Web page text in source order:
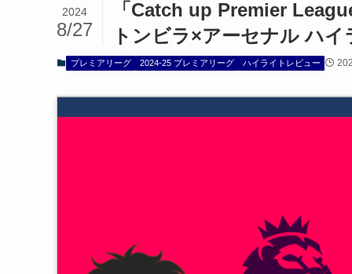
「Catch up Premier
トンビラ×アーセナル ハイ
2024
8/27
プレミアリーグ 2024-25 プレミアリーグ ハイライトレビュー